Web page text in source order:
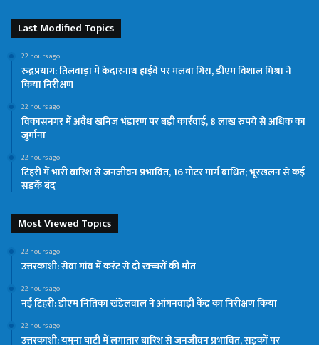
Last Modified Topics
22 hours ago
रुद्रप्रयाग: तिलवाड़ा में केदारनाथ हाईवे पर मलबा गिरा, डीएम विशाल मिश्रा ने
किया निरीक्षण
22 hours ago
विकासनगर में अवैध खनिज भंडारण पर बड़ी कार्रवाई, 8 लाख रुपये से अधिक का
जुर्माना
22 hours ago
टिहरी में भारी बारिश से जनजीवन प्रभावित, 16 मोटर मार्ग बाधित; भूस्खलन से कई
सड़कें बंद
Most Viewed Topics
22 hours ago
उत्तरकाशी: सेवा गांव में करंट से दो खच्चरों की मौत
22 hours ago
नई टिहरी: डीएम नितिका खंडेलवाल ने आंगनवाड़ी केंद्र का निरीक्षण किया
22 hours ago
उत्तरकाशी: यमुना घाटी में लगातार बारिश से जनजीवन प्रभावित, सड़कों पर